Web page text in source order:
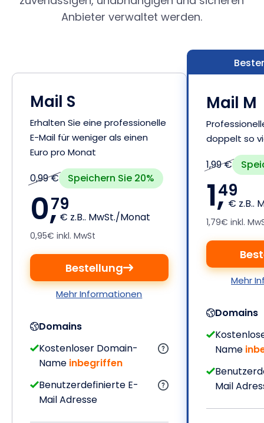
Anbieter verwaltet werden.
Mail S
Erhalten Sie eine professionelle
E-Mail für weniger als einen
Euro pro Monat
0,99 € Speichern Sie 20%
0,79
€ z.B.. MwSt./Monat
0,95€ inkl. MwSt
Bestellung
Mehr Informationen
Domains
Kostenloser Domain-
Name inbegriffen
Benutzerdefinierte E-
Mail Adresse
Mail M
doppelt so
1,99 €
1,49
€ z.B..
1,79€ inkl.
Mehr
Domains
Name
Mail